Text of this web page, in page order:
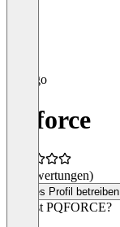
pqforce
(0 Bewertungen)
Dieses Profil betreiben
Was ist PQFORCE?